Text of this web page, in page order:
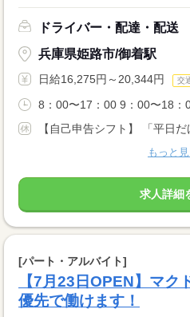
ドライバー・配達・配送
兵庫県姫路市/御着駅
日給16,275円～20,344円 交
8：00〜17：00 9：00〜18：
【自己申告シフト】 「平日だ
もっと
求人詳細
[パート・アルバイト]
【7月23日OPEN】マク
優先で働けます！